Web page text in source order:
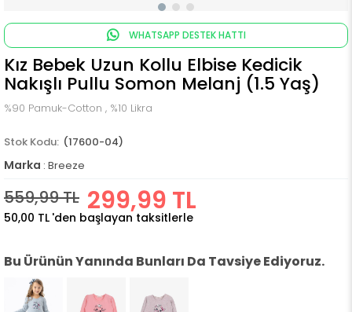
WHATSAPP DESTEK HATTI
Kız Bebek Uzun Kollu Elbise Kedicik
Nakışlı Pullu Somon Melanj (1.5 Yaş)
%90 Pamuk-Cotton , %10 Likra
(17600-04)
Marka : Breeze
559,99 TL 299,99 TL
50,00 TL 'den başlayan taksitlerle
Bu Ürünün Yanında Bunları Da Tavsiye Ediyoruz.